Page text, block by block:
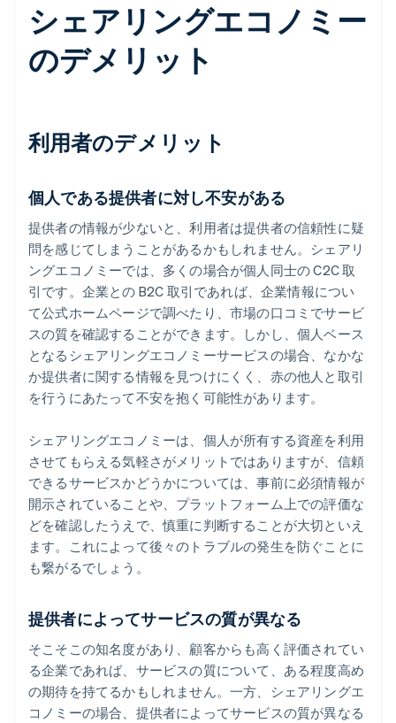
シェアリングエコノミー
のデメリット
利用者のデメリット
個人である提供者に対し不安がある
提供者の情報が少ないと、利用者は提供者の信頼性に疑
問を感じてしまうことがあるかもしれません。シェアリ
ングエコノミーでは、多くの場合が個人同士の C2C 取
引です。企業との B2C 取引であれば、企業情報につい
て公式ホームページで調べたり、市場の口コミでサービ
スの質を確認することができます。しかし、個人ベース
となるシェアリングエコノミーサービスの場合、なかな
か提供者に関する情報を見つけにくく、赤の他人と取引
を行うにあたって不安を抱く可能性があります。
シェアリングエコノミーは、個人が所有する資産を利用
させてもらえる気軽さがメリットではありますが、信頼
できるサービスかどうかについては、事前に必須情報が
開示されていることや、プラットフォーム上での評価な
どを確認したうえで、慎重に判断することが大切といえ
ます。これによって後々のトラブルの発生を防ぐことに
も繋がるでしょう。
提供者によってサービスの質が異なる
そこそこの知名度があり、顧客からも高く評価されてい
る企業であれば、サービスの質について、ある程度高め
の期待を持てるかもしれません。一方、シェアリングエ
コノミーの場合、提供者によってサービスの質が異なる